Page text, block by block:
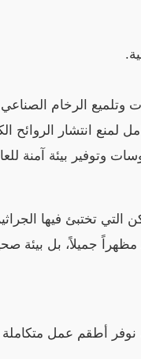
وتلميع الرخام
انتشار الروائح
وتوفير بيئة آمنة
التي تختبئ فيها
مظهراً جميلاً، بل بيئة
نوفر أطقم عمل